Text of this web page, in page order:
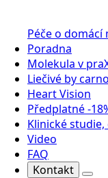
Péče o domácí
Poradna
Molekula v
Liečivé by
Heart Vision
Předplatné -
Klinické
Video
FAQ
Kontakt